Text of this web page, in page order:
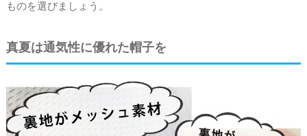
ものを選びましょう。
真夏は通気性に優れた帽子を